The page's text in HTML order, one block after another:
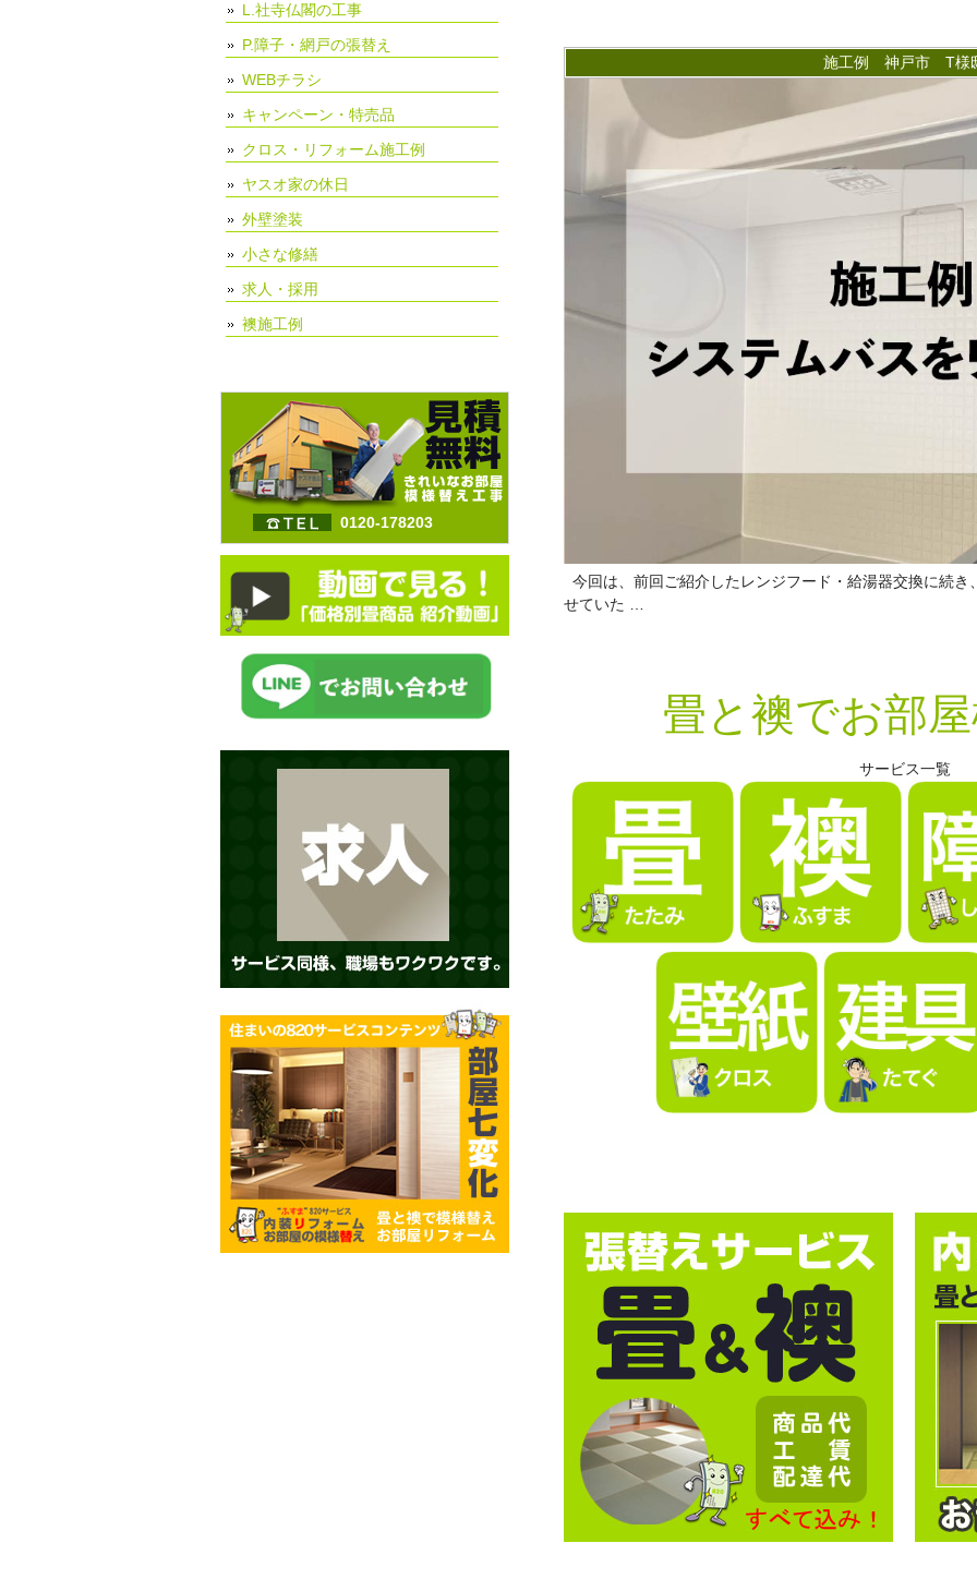
施工例 神戸市 T様
今回は、前回ご紹介したレンジフード・給湯器交換に続
せていた …
畳と襖でお部
サービス一覧
L.社寺仏閣の工事
P.障子・網戸の張替え
WEBチラシ
キャンペーン・特売品
クロス・リフォーム施工例
ヤスオ家の休日
外壁塗装
小さな修繕
求人・採用
襖施工例
0120-178203